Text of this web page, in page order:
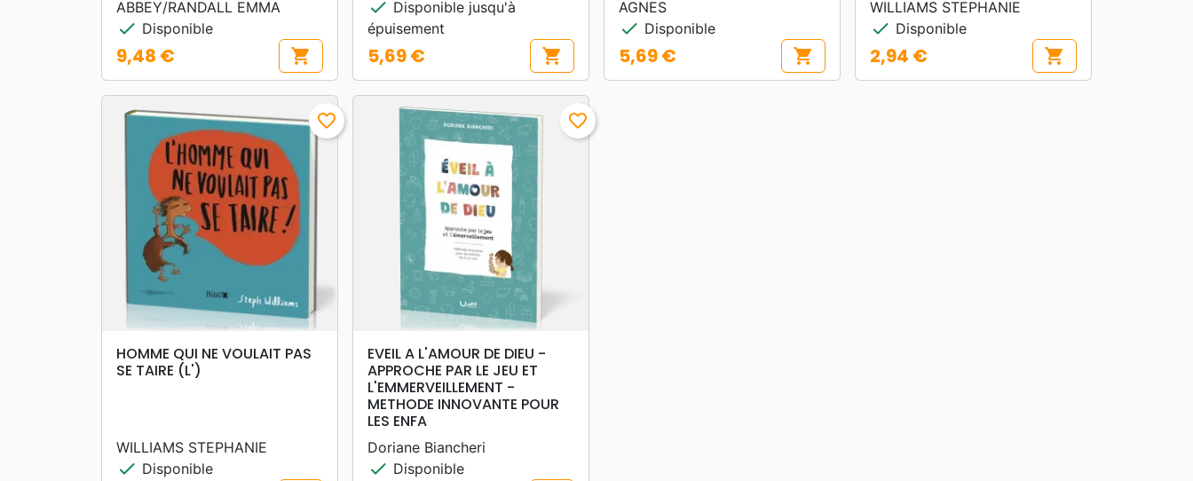
ABBEY/RANDALL EMMA
check Disponible
Prix
9,48 € shopping_cart
check Disponible jusqu'à
épuisement
Prix
5,69 € shopping_cart
AGNES
check Disponible
Prix
5,69 € shopping_cart
WILLIAMS STEPHANIE
check Disponible
Prix
2,94 € shopping_cart
search APERÇU RAPIDE
favorite_border
HOMME QUI NE VOULAIT PAS
SE TAIRE (L')
WILLIAMS STEPHANIE
check Disponible
search APERÇU RAPIDE
favorite_border
EVEIL A L'AMOUR DE DIEU -
APPROCHE PAR LE JEU ET
L'EMMERVEILLEMENT -
METHODE INNOVANTE POUR
LES ENFA
Doriane Biancheri
check Disponible